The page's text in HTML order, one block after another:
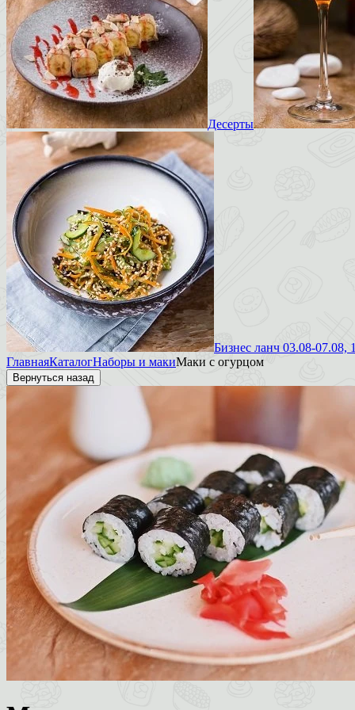
Десерты
Бизнес ланч 03.08-07.08,
ГлавнаяКаталогНаборы и макиМаки с огурцом
Вернуться назад